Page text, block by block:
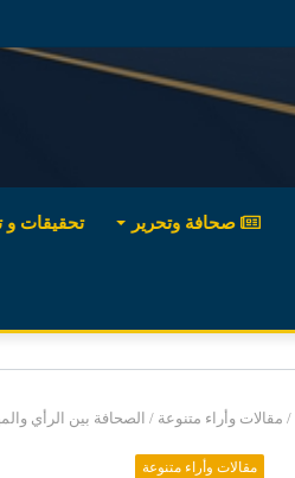
صحافة وتحرير تحقيقات و
/ مقالات وأراء متنوعة / الصحافة بين الرأي
مقالات وأراء متنوعة